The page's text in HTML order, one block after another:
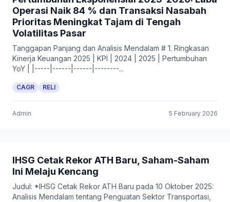
Operasi Naik 84 % dan Transaksi Nasabah
Prioritas Meningkat Tajam di Tengah
Volatilitas Pasar
Tanggapan Panjang dan Analisis Mendalam # 1. Ringkasan
Kinerja Keuangan 2025 | KPI | 2024 | 2025 | Pertumbuhan
YoY | |-----|------|------|--------...
CAGR RELI
Admin 5 February 2026
IHSG Cetak Rekor ATH Baru, Saham-Saham
Ini Melaju Kencang
Judul: *IHSG Cetak Rekor ATH Baru pada 10 Oktober 2025:
Analisis Mendalam tentang Penguatan Sektor Transportasi,